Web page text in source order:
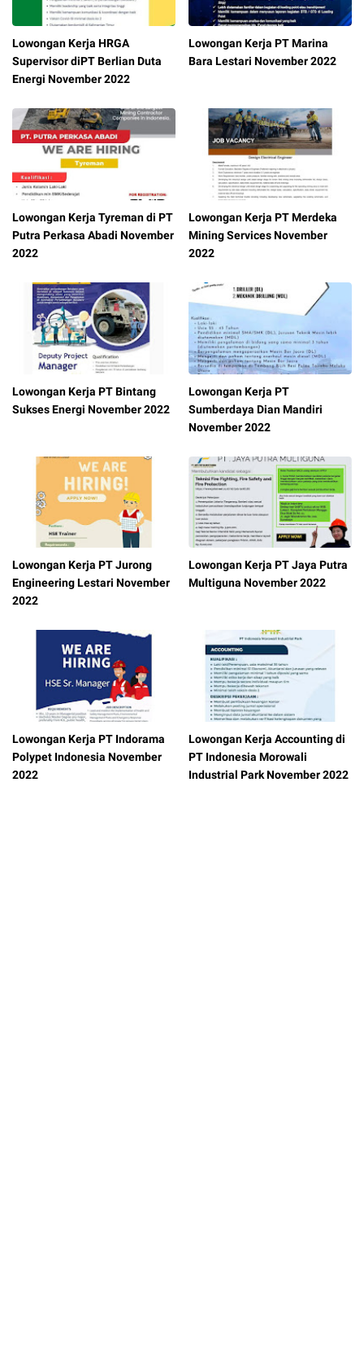
Lowongan Kerja HRGA
Supervisor diPT Berlian Duta
Energi November 2022
Lowongan Kerja PT Marina
Bara Lestari November 2022
Lowongan Kerja Tyreman di PT
Putra Perkasa Abadi November
2022
Lowongan Kerja PT Merdeka
Mining Services November
2022
Lowongan Kerja PT Bintang
Sukses Energi November 2022
Lowongan Kerja PT
Sumberdaya Dian Mandiri
November 2022
Lowongan Kerja PT Jurong
Engineering Lestari November
2022
Lowongan Kerja PT Jaya Putra
Multiguna November 2022
Lowongan Kerja PT Indorama
Polypet Indonesia November
2022
Lowongan Kerja Accounting di
PT Indonesia Morowali
Industrial Park November 2022